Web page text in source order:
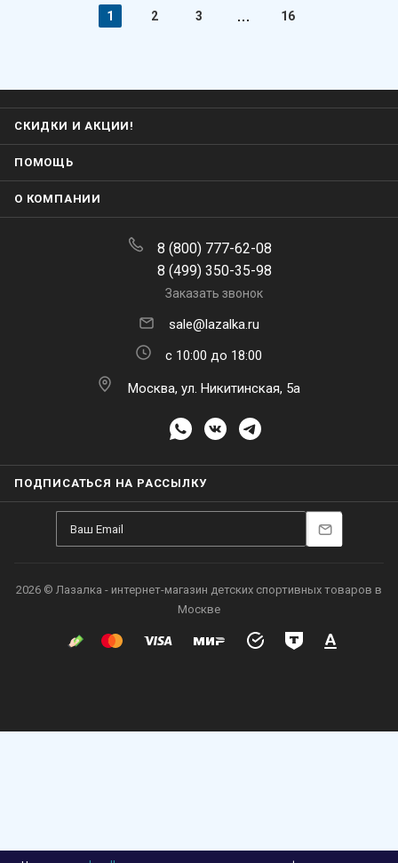
1 2 3 16
СКИДКИ И АКЦИИ!
ПОМОЩЬ
О КОМПАНИИ
8 (800) 777-62-08
8 (499) 350-35-98
Заказать звонок
sale@lazalka.ru
с 10:00 до 18:00
Москва, ул. Никитинская, 5а
ПОДПИСАТЬСЯ НА РАССЫЛКУ
2026 © Лазалка - интернет-магазин детских спортивных товаров в
Москве